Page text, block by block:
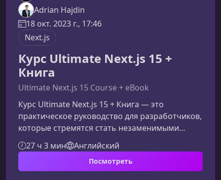
Adrian Hajdin
18 окт. 2023 г., 17:46
Next.js
Курс Ultimate Next.js 15 +
Книга
Ultimate Next.js 15 Course + eBook
Курс Ultimate Next.js 15 + Книга — это
практическое руководство для разработчиков,
которые стремятся стать незаменимыми
специалистами и уверенно работать с
технологиями 2025 года. Вы уйдете от
поверхностных уроков и получите глубокое
27 ч 3 мин Английский
Посмотреть